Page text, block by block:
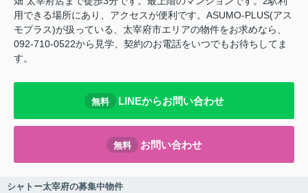
用できる場所にあり、アクセスが便利です。ASUMO-PLUS(アス
モプラス)が扱っている、太宰府市エリアの物件をお求めなら、
092-710-0522から見学、契約のお電話をいつでもお待ちしてま
す。
無料 LINEからお問い合わせ
無料 お問い合わせ
シャトー太宰府の募集中物件